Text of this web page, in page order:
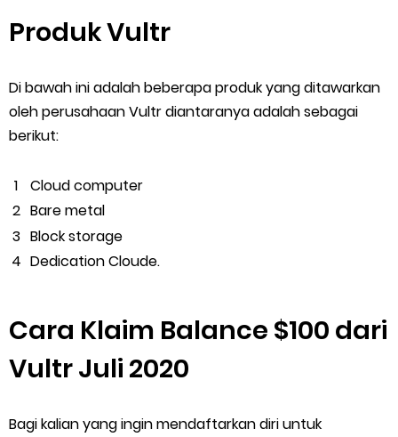
Produk Vultr
Di bawah ini adalah beberapa produk yang ditawarkan
oleh perusahaan Vultr diantaranya adalah sebagai
berikut:
Cloud computer
Bare metal
Block storage
Dedication Cloude.
Cara Klaim Balance $100 dari
Vultr Juli 2020
Bagi kalian yang ingin mendaftarkan diri untuk